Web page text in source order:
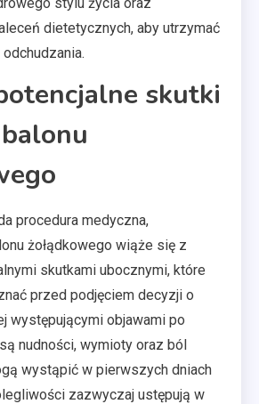
dietetycznych, aby utrzymać
skutki
procedura medyczna,
żołądkowego wiąże się z
skutkami ubocznymi, które
przed podjęciem decyzji o
występującymi objawami po
nudności, wymioty oraz ból
wystąpić w pierwszych dniach
zazwyczaj ustępują w